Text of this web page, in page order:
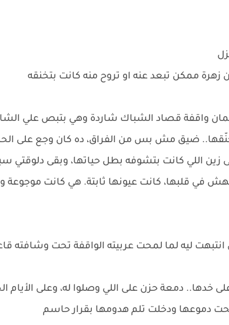
ممكن تبعد عنه او تروح منه كانت بتخنقه
واقفة قصاد الشباك شاردة وهي بتبص علي
ضيق مش بس من الفراق، ده كان وجع على
زين اللي كانت بتشوفه بطل حياتها، وبقى دلوقتي
في قلبها، كانت عيونها ثابتة. هي كانت موجوعة
ليه لما لمحت عربيته الواقفة تحت وشافته
خدها.. دمعة حزن على اللي وصلوا له، وعلى الأيام
دموعها ودخلت تلم هدومها بقرار حاسم